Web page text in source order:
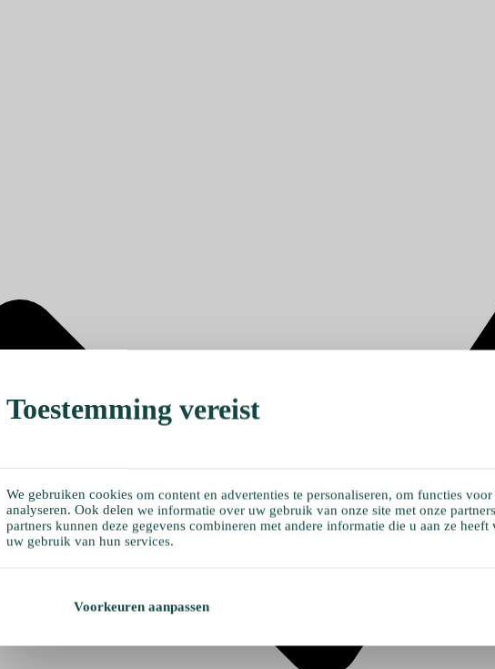
Toestemming vereist
We gebruiken cookies om content en advertenties te personaliseren, om functies
analyseren. Ook delen we informatie over uw gebruik van onze site met onze
partners kunnen deze gegevens combineren met andere informatie die u aan ze
uw gebruik van hun services.
Voorkeuren aanpassen